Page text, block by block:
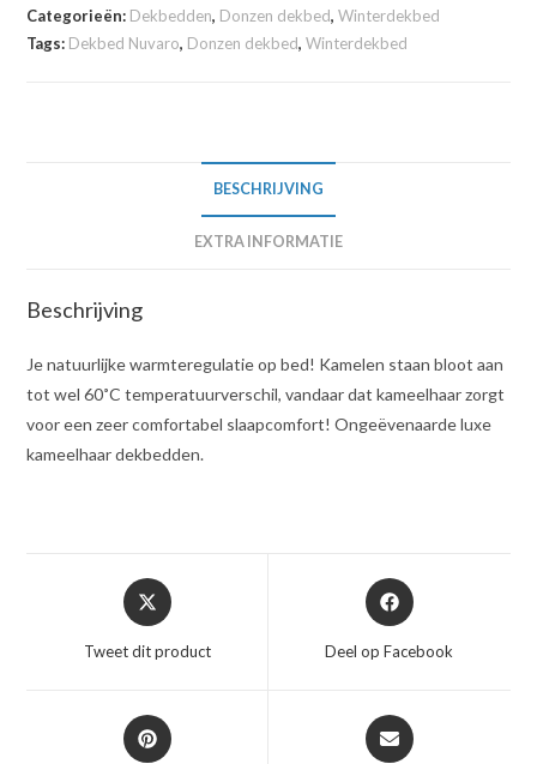
Categorieën: Dekbedden, Donzen dekbed,Winterdekbed
Tags: Dekbed Nuvaro, Donzen dekbed,Winterdekbed
BESCHRIJVING
EXTRA INFORMATIE
Beschrijving
Je natuurlijke warmteregulatie op bed! Kamelen staan bloot aan
tot wel 60˚C temperatuurverschil, vandaar dat kameelhaar zorgt
voor een zeer comfortabel slaapcomfort! Ongeëvenaarde luxe
kameelhaar dekbedden.
Opent
in
nieuw
Tweet dit product
Opent
in
nieuw
Deel op Facebook
Opent
in
Opent
in